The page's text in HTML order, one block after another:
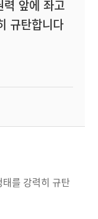
앞에 좌고
규탄합니다
를 강력히 규탄